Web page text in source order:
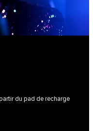
du pad de recharge